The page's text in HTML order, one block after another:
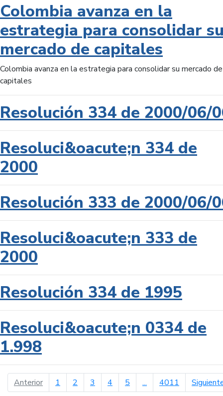
Colombia avanza en la
estrategia para consolidar
mercado de capitales
Colombia avanza en la estrategia para consolidar su mercado de
capitales
Resolución 334 de 2000/06/
Resoluci&oacute;n 334 de
2000
Resolución 333 de 2000/06/
Resoluci&oacute;n 333 de
2000
Resolución 334 de 1995
Resoluci&oacute;n 0334 de
1.998
Anteriorpágina anterior
1 2 3 4 5 ... 4011